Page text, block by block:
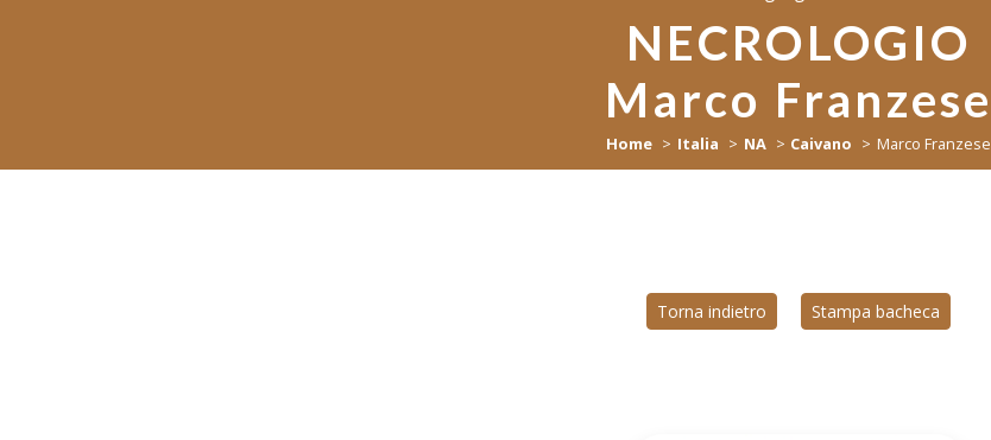
NECROLOGIO
Marco Franzese
Home Italia NA Caivano Marco Franzese
Torna indietro Stampa bacheca